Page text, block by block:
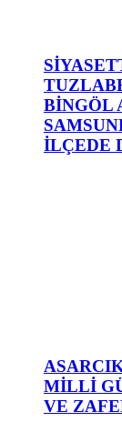
BİNGÖL
İLÇEDE
MİLLİ
VE